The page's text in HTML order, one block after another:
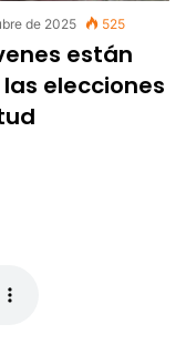
de 2025 525
están
elecciones